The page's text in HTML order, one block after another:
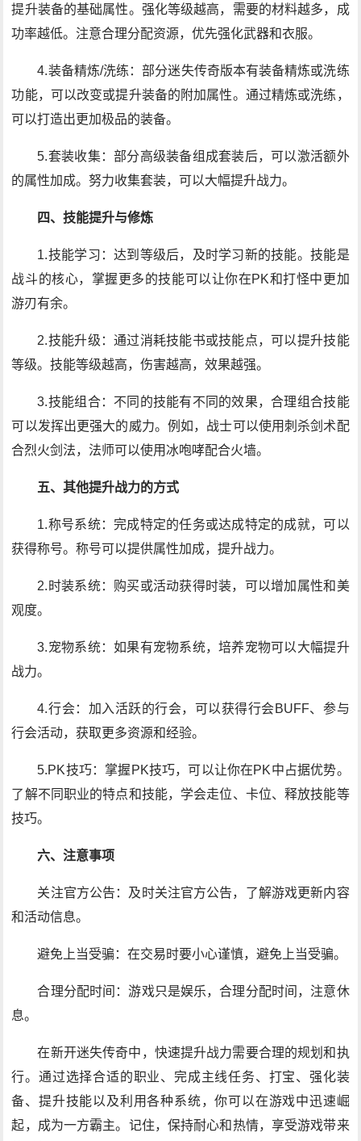
提升装备的基础属性。强化等级越高，需要的材料越多，成
功率越低。注意合理分配资源，优先强化武器和衣服。
4.装备精炼/洗练：部分迷失传奇版本有装备精炼或洗练
功能，可以改变或提升装备的附加属性。通过精炼或洗练，
可以打造出更加极品的装备。
5.套装收集：部分高级装备组成套装后，可以激活额外
的属性加成。努力收集套装，可以大幅提升战力。
四、技能提升与修炼
1.技能学习：达到等级后，及时学习新的技能。技能是
战斗的核心，掌握更多的技能可以让你在PK和打怪中更加
游刃有余。
2.技能升级：通过消耗技能书或技能点，可以提升技能
等级。技能等级越高，伤害越高，效果越强。
3.技能组合：不同的技能有不同的效果，合理组合技能
可以发挥出更强大的威力。例如，战士可以使用刺杀剑术配
合烈火剑法，法师可以使用冰咆哮配合火墙。
五、其他提升战力的方式
1.称号系统：完成特定的任务或达成特定的成就，可以
获得称号。称号可以提供属性加成，提升战力。
2.时装系统：购买或活动获得时装，可以增加属性和美
观度。
3.宠物系统：如果有宠物系统，培养宠物可以大幅提升
战力。
4.行会：加入活跃的行会，可以获得行会BUFF、参与
行会活动，获取更多资源和经验。
5.PK技巧：掌握PK技巧，可以让你在PK中占据优势。
了解不同职业的特点和技能，学会走位、卡位、释放技能等
技巧。
六、注意事项
关注官方公告：及时关注官方公告，了解游戏更新内容
和活动信息。
避免上当受骗：在交易时要小心谨慎，避免上当受骗。
合理分配时间：游戏只是娱乐，合理分配时间，注意休
息。
在新开迷失传奇中，快速提升战力需要合理的规划和执
行。通过选择合适的职业、完成主线任务、打宝、强化装
备、提升技能以及利用各种系统，你可以在游戏中迅速崛
起，成为一方霸主。记住，保持耐心和热情，享受游戏带来